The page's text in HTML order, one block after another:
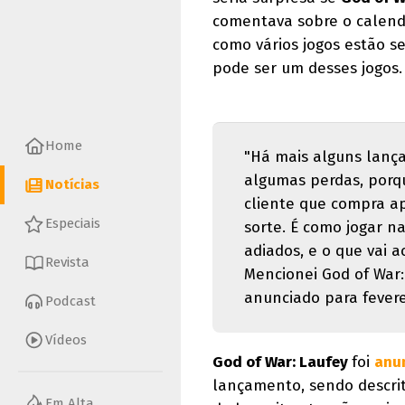
Home
Notícias
Especiais
Revista
Podcast
Vídeos
comentava sobre o
como vários jogos estão
pode ser um desses jogos.
"Há mais alguns
algumas perdas,
cliente que compra
sorte. É como jogar
adiados, e o que vai
Mencionei God of
anunciado para
God of War: Laufeyfoi
lançamento, sendo